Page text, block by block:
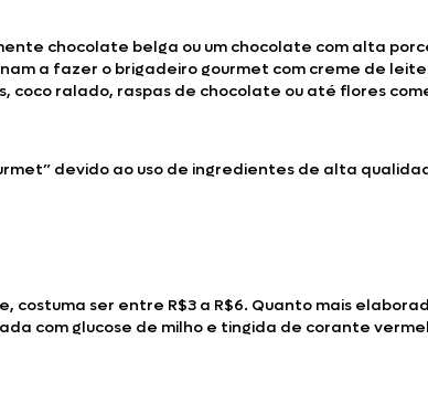
chocolate belga ou um chocolate com alta
a fazer o brigadeiro gourmet com creme de
ralado, raspas de chocolate ou até flores
devido ao uso de ingredientes de alta
ser entre R$3 a R$6. Quanto mais
com glucose de milho e tingida de corante